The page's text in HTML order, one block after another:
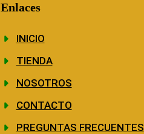
Enlaces
INICIO
TIENDA
NOSOTROS
CONTACTO
PREGUNTAS FRECUENTES